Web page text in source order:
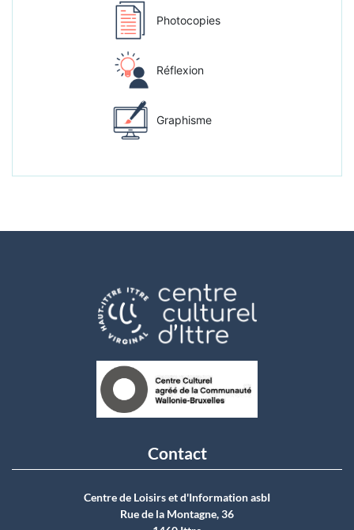
Photocopies
Réflexion
Graphisme
Contact
Centre de Loisirs et d'Information asbI
Rue de la Montagne, 36